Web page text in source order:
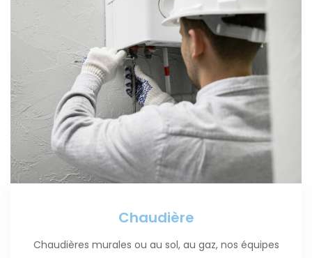
Chaudière
Chaudières murales ou au sol, au gaz, nos équipes